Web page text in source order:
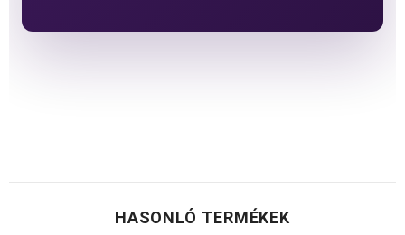
HASONLÓ TERMÉKEK